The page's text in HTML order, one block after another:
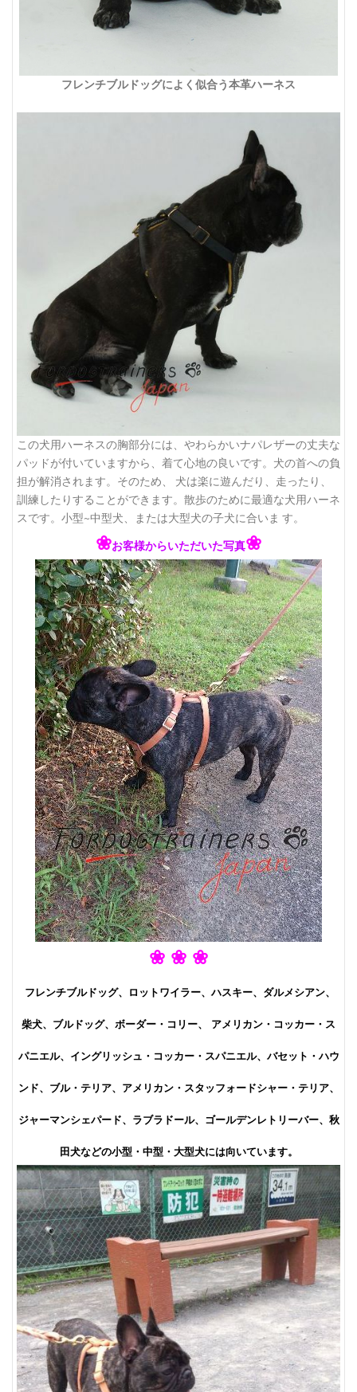
フレンチブルドッグによく似合う本革ハーネス
この犬用ハーネスの胸部分には、やわらかいナパレザーの丈夫な
パッドが付いていますから、着て心地の良いです。犬の首への負
担が解消されます。そのため、 犬は楽に遊んだり、走ったり、
訓練したりすることができます。散歩のために最適な犬用ハーネ
スです。小型~中型犬、または大型犬の子犬に合いま す。
❀お客様からいただいた写真❀
❀ ❀ ❀
フレンチブルドッグ、ロットワイラー、ハスキー、ダルメシアン、
柴犬、ブルドッグ、ボーダー・コリー、 アメリカン・コッカー・ス
パニエル、イングリッシュ・コッカー・スパニエル、バセット・ハウ
ンド、ブル・テリア、アメリカン・スタッフォードシャー・テリア、
ジャーマンシェパード、ラブラドール、ゴールデンレトリーバー、秋
田犬などの小型・中型・大型犬には向いています。